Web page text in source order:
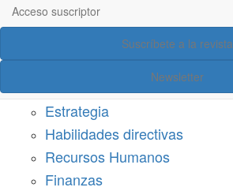
principal
Acceso suscriptor
Suscríbete a la revista
Newsletter
Acceso suscriptor
Estrategia
Habilidades directivas
Recursos Humanos
Finanzas